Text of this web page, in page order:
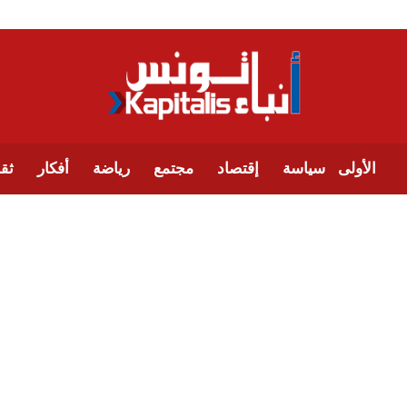
الأولى سياسة إقتصاد مجتمع رياضة أفكار